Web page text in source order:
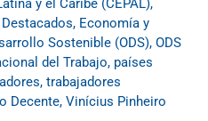
Destacados, Economía y
Sostenible (ODS), ODS
del Trabajo, países
, trabajadores
Decente, Vinícius Pinheiro